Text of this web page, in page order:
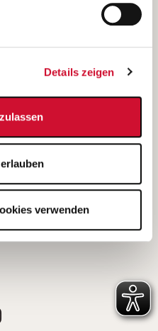
Details zeigen
verwenden